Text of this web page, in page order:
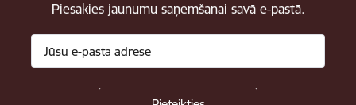
Piesakies jaunumu saņemšanai savā e-pastā.